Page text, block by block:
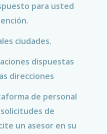
para usted
ciudades.
dispuestas
direcciones
de personal
de
un asesor en su